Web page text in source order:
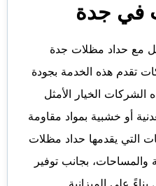
في جدة
مع حداد مظلات جدة
تقدم هذه الخدمة بجودة
الشركات الخيار الأمثل
أو خشبية بمواد مقاومة
التي يقدمها حداد مظلات
بجانب توفير